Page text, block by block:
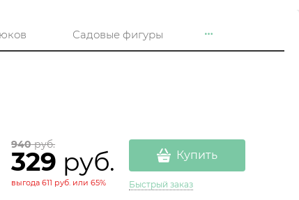
Садовые фигуры
940 руб.
329 руб.
выгода611 руб. или65%
Купить
Быстрый заказ